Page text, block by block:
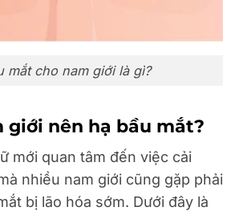
mắt cho nam giới là gì?
giới nên hạ bầu mắt?
mới quan tâm đến việc cải
nhiều nam giới cũng gặp phải
bị lão hóa sớm. Dưới đây là